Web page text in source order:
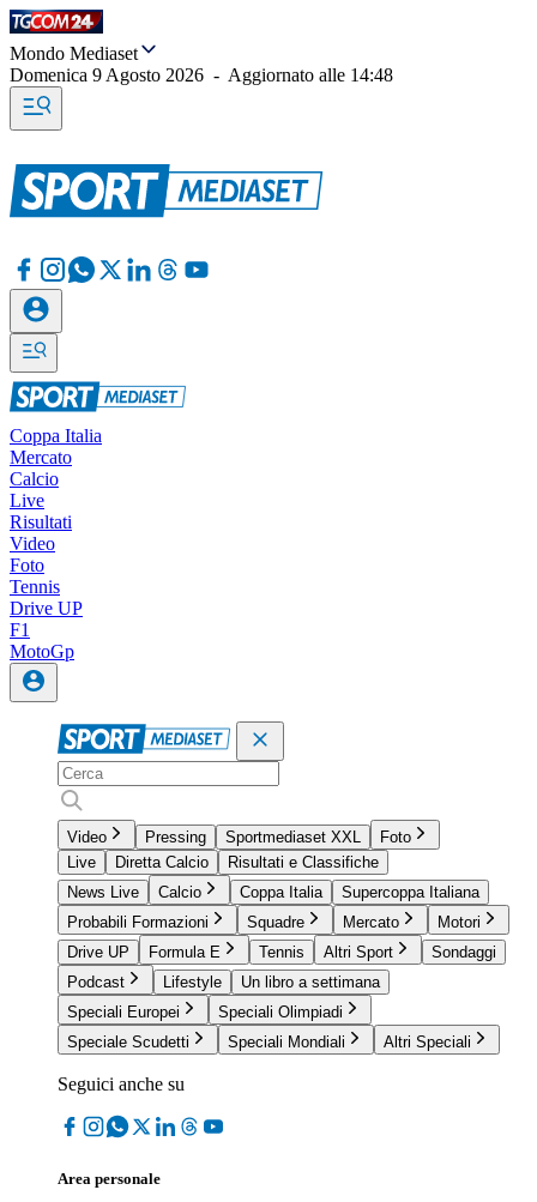
Mondo Mediaset
Domenica 9 Agosto 2026 - Aggiornato alle 14:48
Coppa Italia
Mercato
Calcio
Live
Risultati
Video
Foto
Tennis
Drive UP
F1
MotoGp
Video Pressing Sportmediaset XXL
Foto
Live
Diretta Calcio
Risultati e Classifiche
News Live
Calcio Coppa Italia
Supercoppa Italiana
Probabili Formazioni
Squadre Mercato
Motori
Drive UP
Formula E Tennis Altri Sport
Sondaggi
Podcast
Lifestyle
Un libro a settimana
Speciali Europei
Speciali Olimpiadi
Speciale Scudetti
Speciali Mondiali Altri Speciali
Seguici anche su
Area personale